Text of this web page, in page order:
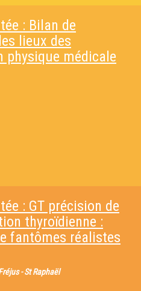
: Bilan de
lieux des
physique médicale
: GT précision de
thyroïdienne :
fantômes réalistes
- St Raphaël